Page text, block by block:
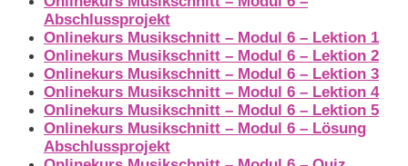
Abschlussprojekt
Onlinekurs Musikschnitt – Modul 6 – Lektion 1
Onlinekurs Musikschnitt – Modul 6 – Lektion 2
Onlinekurs Musikschnitt – Modul 6 – Lektion 3
Onlinekurs Musikschnitt – Modul 6 – Lektion 4
Onlinekurs Musikschnitt – Modul 6 – Lektion 5
Onlinekurs Musikschnitt – Modul 6 – Lösung
Abschlussprojekt